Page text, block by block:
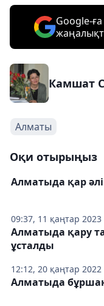
Google-
Камшат
Алматы
Оқи отырыңыз
09:37, 11 қаңтар 2023
Алматыда қар
12:12, 20 қаңтар 2022
Алматыда қару
ұсталды
Алматыда